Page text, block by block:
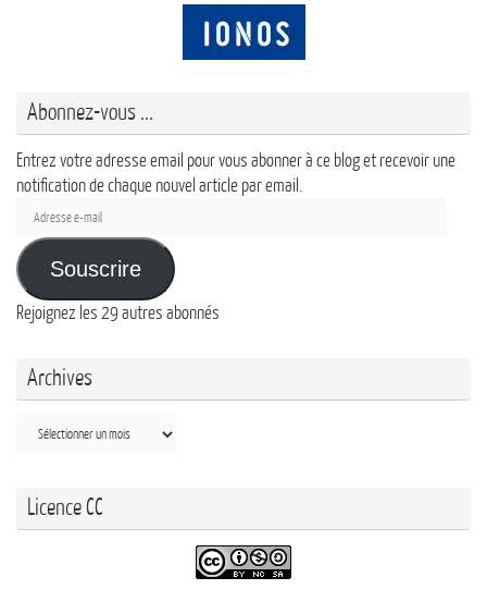
Abonnez-vous ...
Entrez votre adresse email pour vous abonner à ce blog et recevoir une
notification de chaque nouvel article par email.
Adresse
mail
Souscrire
Rejoignez les 29 autres abonnés
Archives
Archives
Licence CC